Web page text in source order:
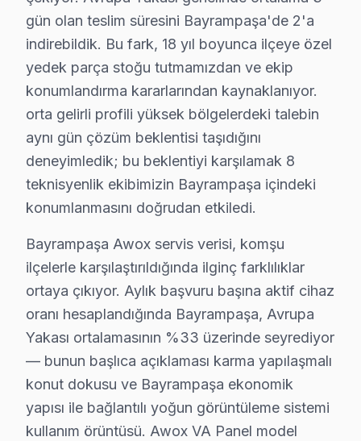
• Bayrampaşa'de mobil servis aracı ile yerinde
• Bayrampaşa'de acil durumlarda öncelikli randevu
• Bayrampaşa servisimizde 7/24 çağrı merkezi desteği
Bayrampaşa'da Awox acil televizyon servisi için şimdi
Bayrampaşa'da Awox TV Uzmanları –
Awox ürünlerine hakim, sertifikalı teknisyen
Ekibimizin farkı:
• Bayrampaşa'de OLED, QLED ve Mini-LED panel
• SMD lehimleme ve BGA reballing sertifikası
• Bayrampaşa'de Awox yazılım ve firmware uzmanı
• Bayrampaşa servisimizde binlerce başarılı arıza
• Her teknisyen sigortalı ve kayıtlı
Bayrampaşa'da Awox televizyonunuzun tamirini
Bayrampaşa ve Çevresi Awox Servis Ağı
Geniş servis ağımızla Bayrampaşa ve çevre
gün olan teslim süresini Bayrampaşa'de 2'a
indirebildik. Bu fark, 18 yıl boyunca ilçeye özel
yedek parça stoğu tutmamızdan ve ekip
konumlandırma kararlarından kaynaklanıyor.
orta gelirli profili yüksek bölgelerdeki talebin
aynı gün çözüm beklentisi taşıdığını
deneyimledik; bu beklentiyi karşılamak 8
teknisyenlik ekibimizin Bayrampaşa içindeki
konumlanmasını doğrudan etkiledi.
Bayrampaşa Awox servis verisi, komşu
ilçelerle karşılaştırıldığında ilginç farklılıklar
ortaya çıkıyor. Aylık başvuru başına aktif cihaz
oranı hesaplandığında Bayrampaşa, Avrupa
Yakası ortalamasının %33 üzerinde seyrediyor
— bunun başlıca açıklaması karma yapılaşmalı
konut dokusu ve Bayrampaşa ekonomik
yapısı ile bağlantılı yoğun görüntüleme sistemi
kullanım örüntüsü. Awox VA Panel model